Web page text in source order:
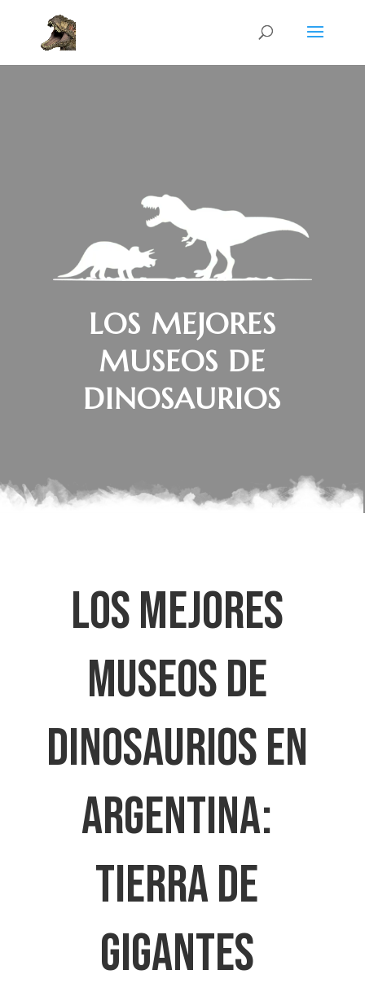
LOS MEJORES
MUSEOS DE
DINOSAURIOS
LOS MEJORES
MUSEOS DE
DINOSAURIOS EN
ARGENTINA:
TIERRA DE
GIGANTES